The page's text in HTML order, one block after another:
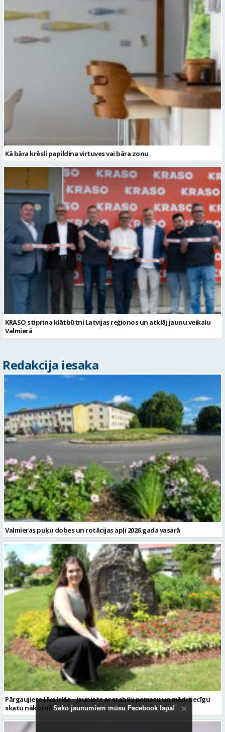
Kā bāra krēsli papildina virtuves vai bāra zonu
KRASO stiprina klātbūtni Latvijas reģionos un atklāj jaunu veikalu
Valmierā
Redakcija iesaka
Valmieras puķu dobes un rotācijas apļi 2026.gada vasarā
Pārgaujiete Līva Irkle – jauniete ar stabilu pamatu un mērķtiecīgu
skatu nākotnē Seko jaunumiem mūsu Facebook lapā!